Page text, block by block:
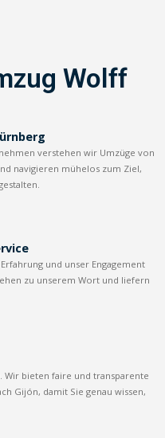
Wolff
verstehen wir Umzüge von
navigieren mühelos zum Ziel,
und unser Engagement
zu unserem Wort und liefern
Wir bieten faire und transparente
Gijón, damit Sie genau wissen,